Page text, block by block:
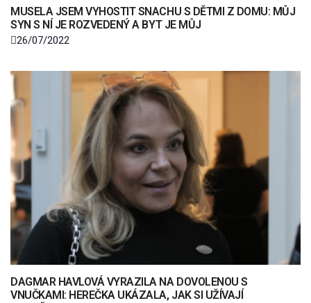
MUSELA JSEM VYHOSTIT SNACHU S DĚTMI Z DOMU: MŮJ
SYN S NÍ JE ROZVEDENÝ A BYT JE MŮJ
26/07/2022
DAGMAR HAVLOVÁ VYRAZILA NA DOVOLENOU S
VNUČKAMI: HEREČKA UKÁZALA, JAK SI UŽÍVAJÍ